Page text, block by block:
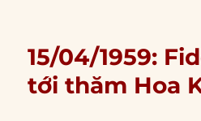
15/04/1959:
tới thăm Hoa